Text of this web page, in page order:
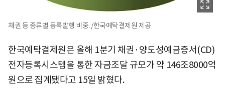
채권 등 종류별 등록발행 비중. /한국예탁결제원 제공
한국예탁결제원은 올해 1분기 채권·양도성예금증서(CD)
전자등록시스템을 통한 자금조달 규모가 약 146조8000억
원으로 집계됐다고 15일 밝혔다.